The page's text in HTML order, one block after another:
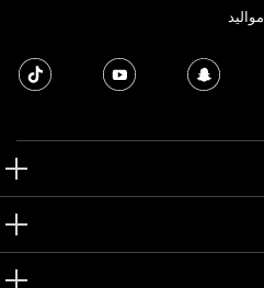
مواليد